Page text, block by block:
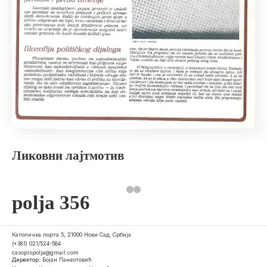
Ликовни лајтмотив
polja 356
Католичка порта 5, 21000 Нови Сад, Србија
(+381) 021/524-584
casopispolja@gmail.com
Директор: Бојан Панаотовић